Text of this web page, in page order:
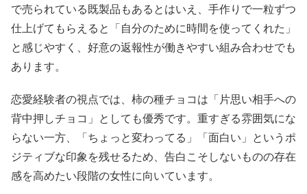
で売られている既製品もあるとはいえ、手作りで一粒ずつ
仕上げてもらえると「自分のために時間を使ってくれた」
と感じやすく、好意の返報性が働きやすい組み合わせでも
あります。
恋愛経験者の視点では、柿の種チョコは「片思い相手への
背中押しチョコ」としても優秀です。重すぎる雰囲気にな
らない一方、「ちょっと変わってる」「面白い」というポ
ジティブな印象を残せるため、告白こそしないものの存在
感を高めたい段階の女性に向いています。